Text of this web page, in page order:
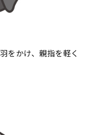
をかけ、親指を軽く